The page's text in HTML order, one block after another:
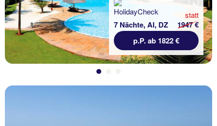
7 Nächte, AI, DZ
statt
1947 €
p.P. ab 1822 €